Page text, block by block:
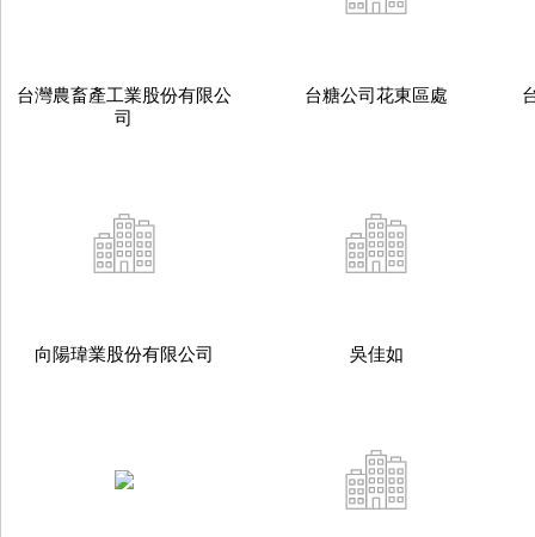
台灣農畜產工業股份有限公
司
台糖公司花東區處
向陽瑋業股份有限公司 吳佳如